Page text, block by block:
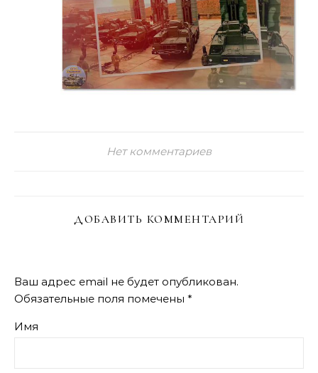
Нет комментариев
ДОБАВИТЬ КОММЕНТАРИЙ
Ваш адрес email не будет опубликован.
Обязательные поля помечены *
Имя